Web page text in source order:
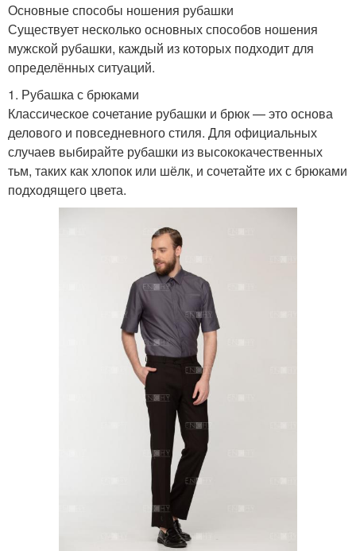
Основные способы ношения рубашки
Существует несколько основных способов ношения
мужской рубашки, каждый из которых подходит для
определённых ситуаций.
1. Рубашка с брюками
Классическое сочетание рубашки и брюк — это основа
делового и повседневного стиля. Для официальных
случаев выбирайте рубашки из высококачественных
тьм, таких как хлопок или шёлк, и сочетайте их с брюками
подходящего цвета.